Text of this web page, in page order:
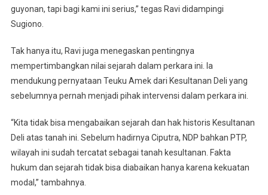
guyonan, tapi bagi kami ini serius,” tegas Ravi didampingi
Sugiono.
Tak hanya itu, Ravi juga menegaskan pentingnya
mempertimbangkan nilai sejarah dalam perkara ini. Ia
mendukung pernyataan Teuku Amek dari Kesultanan Deli yang
sebelumnya pernah menjadi pihak intervensi dalam perkara ini.
“Kita tidak bisa mengabaikan sejarah dan hak historis Kesultanan
Deli atas tanah ini. Sebelum hadirnya Ciputra, NDP bahkan PTP,
wilayah ini sudah tercatat sebagai tanah kesultanan. Fakta
hukum dan sejarah tidak bisa diabaikan hanya karena kekuatan
modal,” tambahnya.